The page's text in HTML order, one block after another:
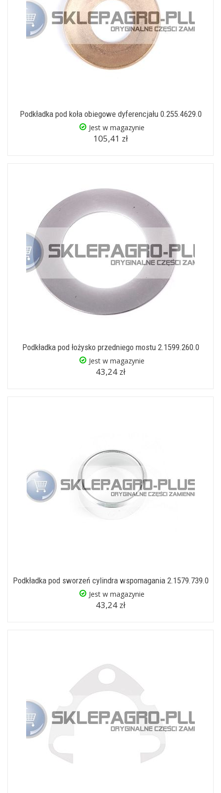
Podkładka pod koła obiegowe dyferencjału 0.255.4629.0
Jest w magazynie
105,41 zł
Podkładka pod łożysko przedniego mostu 2.1599.260.0
Jest w magazynie
43,24 zł
Podkładka pod sworzeń cylindra wspomagania 2.1579.739.0
Jest w magazynie
43,24 zł